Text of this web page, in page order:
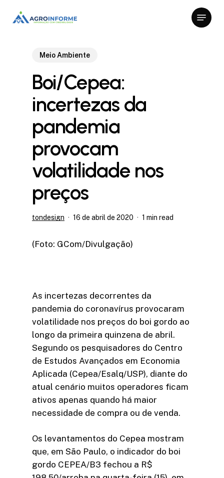
Menu
Meio Ambiente
Boi/Cepea:
incertezas da
pandemia
provocam
volatilidade nos
preços
tondesign 16 de abril de 2020 1 min read
(Foto: GCom/Divulgação)
As incertezas decorrentes da
pandemia do coronavírus provocaram
volatilidade nos preços do boi gordo ao
longo da primeira quinzena de abril.
Segundo os pesquisadores do Centro
de Estudos Avançados em Economia
Aplicada (Cepea/Esalq/USP), diante do
atual cenário muitos operadores ficam
ativos apenas quando há maior
necessidade de compra ou de venda.
Os levantamentos do Cepea mostram
que, em São Paulo, o indicador do boi
gordo CEPEA/B3 fechou a R$